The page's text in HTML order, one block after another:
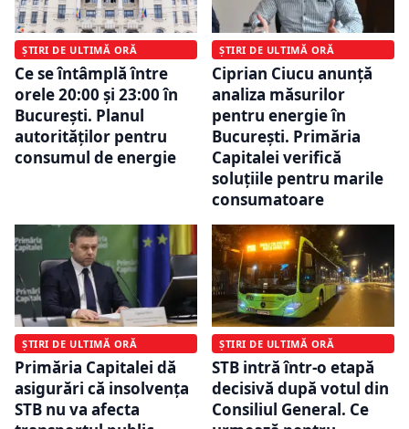
ȘTIRI DE ULTIMĂ ORĂ
Ce se întâmplă între
orele 20:00 și 23:00 în
București. Planul
autorităților pentru
consumul de energie
ȘTIRI DE ULTIMĂ ORĂ
Ciprian Ciucu anunță
analiza măsurilor
pentru energie în
București. Primăria
Capitalei verifică
soluțiile pentru marile
consumatoare
ȘTIRI DE ULTIMĂ ORĂ
Primăria Capitalei dă
asigurări că insolvența
STB nu va afecta
ȘTIRI DE ULTIMĂ ORĂ
STB intră într-o etapă
decisivă după votul din
Consiliul General. Ce